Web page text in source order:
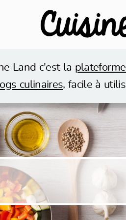
Land c'est la
culinaires, facile à